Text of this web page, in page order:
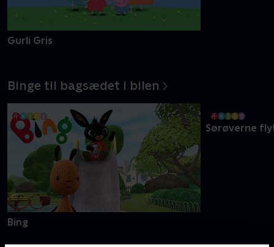
Gurli Gris
Binge til bagsædet i bilen
Bing